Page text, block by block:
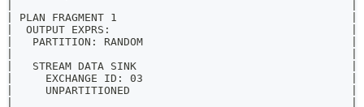
| PLAN FRAGMENT 1                                    |
|  OUTPUT EXPRS:                                     |
|   PARTITION: RANDOM                                |
|   STREAM DATA SINK                                 |
|     EXCHANGE ID: 03                                |
|     UNPARTITIONED                                  |